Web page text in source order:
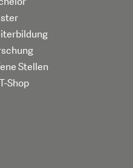
Stellen
Shop